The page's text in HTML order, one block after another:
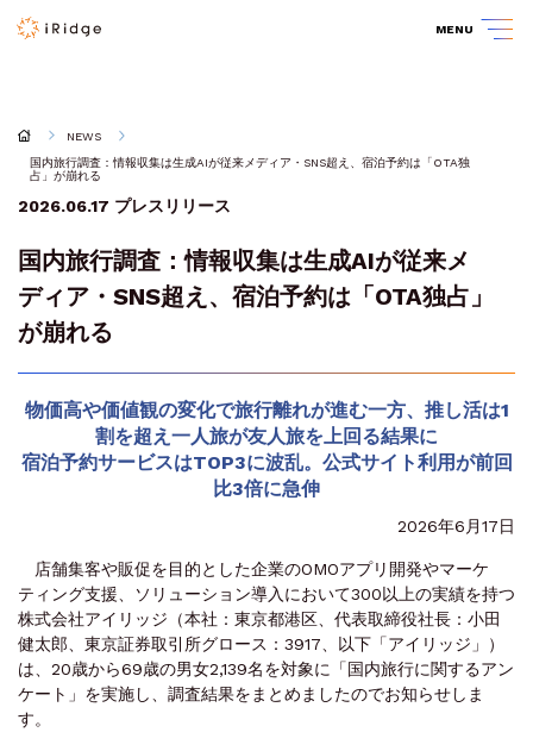
MENU
NEWS
国内旅行調査：情報収集は生成AIが従来メディア・SNS超え、宿泊予約は「OTA独
占」が崩れる
2026.06.17 プレスリリース
国内旅行調査：情報収集は生成AIが従来メ
ディア・SNS超え、宿泊予約は「OTA独占」
が崩れる
物価高や価値観の変化で旅行離れが進む一方、推し活は1
割を超え一人旅が友人旅を上回る結果に
宿泊予約サービスはTOP3に波乱。公式サイト利用が前回
比3倍に急伸
2026年6月17日
店舗集客や販促を目的とした企業のOMOアプリ開発やマーケ
ティング支援、ソリューション導入において300以上の実績を持つ
株式会社アイリッジ（本社：東京都港区、代表取締役社長：小田
健太郎、東京証券取引所グロース：3917、以下「アイリッジ」）
は、20歳から69歳の男女2,139名を対象に「国内旅行に関するアン
ケート」を実施し、調査結果をまとめましたのでお知らせしま
す。